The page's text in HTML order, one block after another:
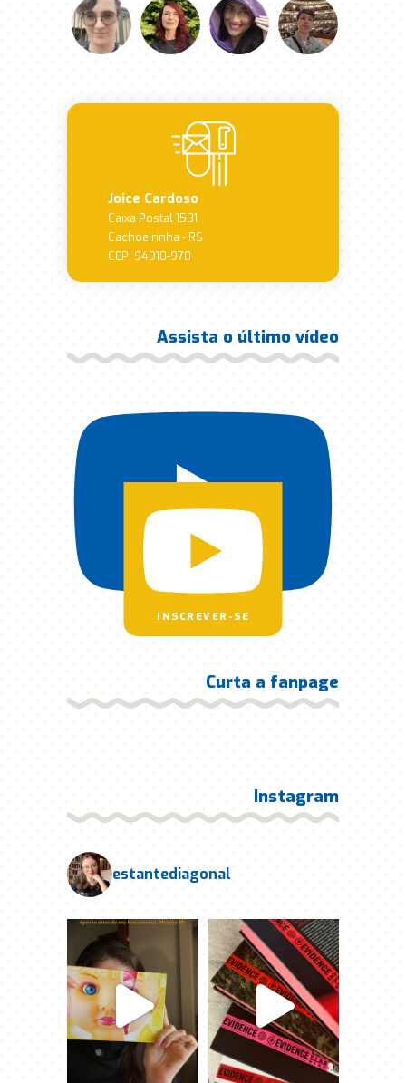
Joice Cardoso
Caixa Postal 1531
Cachoeirinha - RS
CEP: 94910-970
Assista o último vídeo
INSCREVER-SE
Curta a fanpage
Instagram
estantediagonal